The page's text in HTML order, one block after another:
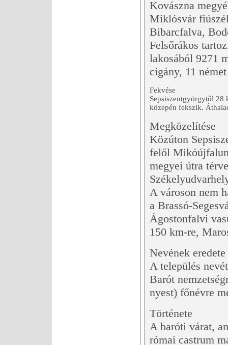
Kovászna
Miklósvár
Bibarcfalva,
Felsőrákos
lakosából 9271
cigány, 11
Fekvése
Sepsiszentgyörgytől 28
közepén fekszik.
Megközelítése
Közúton
felől
megyei útra
A városon nem
a Brassó-
Ágostonfalvi
150 km-re,
Nevének eredete
A település
Barót
nyest) főnévre
Története
A baróti várat,
római castrum